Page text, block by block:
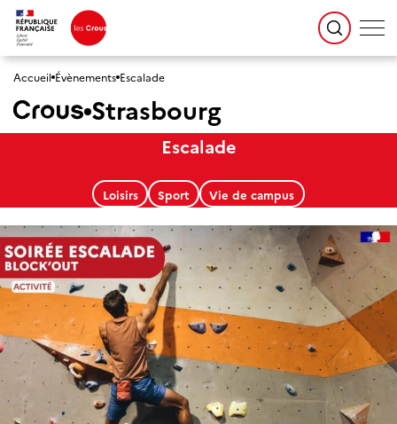
Accueil Évènements Escalade
Strasbourg
Escalade
Loisirs Sport Vie de campus